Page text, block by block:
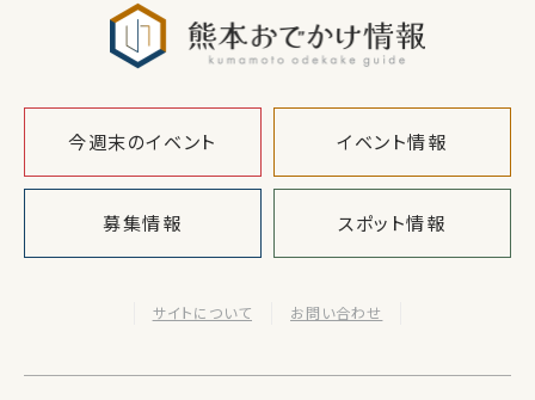
今週末のイベント イベント情報
募集情報 スポット情報
サイトについて お問い合わせ